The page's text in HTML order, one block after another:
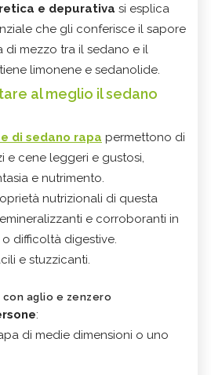
e depurativa si esplica
che gli conferisce il sapore
di mezzo tra il sedano e il
limonene e sedanolide.
al meglio il sedano
di sedano rapa permettono di
e cene leggeri e gustosi,
e nutrimento.
nutrizionali di questa
e corroboranti in
difficoltà digestive.
e stuzzicanti.
aglio e zenzero
:
di medie dimensioni o uno